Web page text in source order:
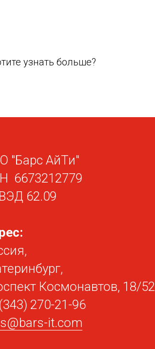
узнать больше?
"Барс АйТи"
6673212779
62.09
Космонавтов, 18/52
270-21-96
it.com